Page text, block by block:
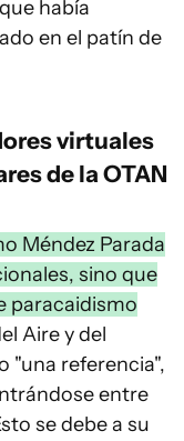
había
en el patín de
virtuales
de la OTAN
Méndez Parada
sino que
paracaidismo
Aire y del
"una referencia",
entre
se debe a su